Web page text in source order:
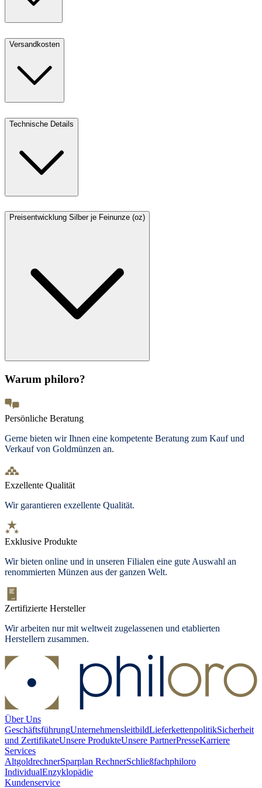
Versandkosten
Technische Details
Preisentwicklung Silber je Feinunze (oz)
Warum philoro?
Persönliche Beratung
Gerne bieten wir Ihnen eine kompetente Beratung zum Kauf und
Verkauf von Goldmünzen an.
Exzellente Qualität
Wir garantieren exzellente Qualität.
Exklusive Produkte
Wir bieten online und in unseren Filialen eine gute Auswahl an
renommierten Münzen aus der ganzen Welt.
Zertifizierte Hersteller
Wir arbeiten nur mit weltweit zugelassenen und etablierten
Herstellern zusammen.
Über Uns
GeschäftsführungUnternehmensleitbildLieferkettenpolitikSicherheit
und ZertifikateUnsere ProdukteUnsere PartnerPresseKarriere
Services
AltgoldrechnerSparplan RechnerSchließfachphiloro
IndividualEnzyklopädie
Kundenservice